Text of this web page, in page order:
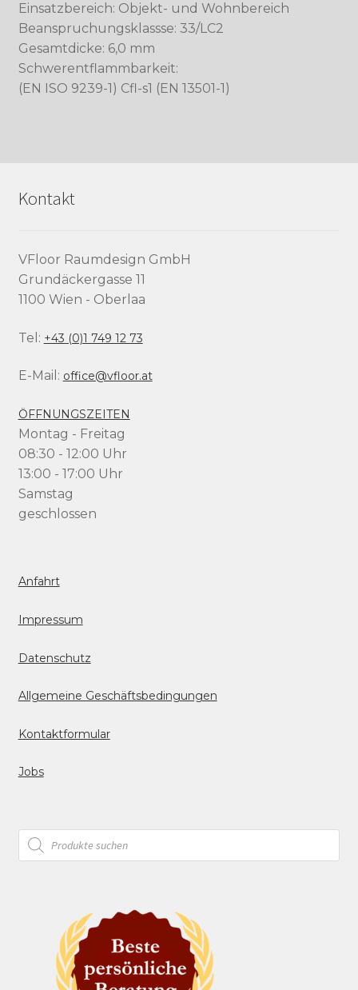
Einsatzbereich: Objekt- und Wohnbereich
Beanspruchungsklassse: 33/LC2
Gesamtdicke: 6,0 mm
Schwerentflammbarkeit:
(EN ISO 9239-1) Cfl-s1 (EN 13501-1)
Kontakt
VFloor Raumdesign GmbH
Grundäckergasse 11
1100 Wien - Oberlaa
Tel: +43 (0)1 749 12 73
E-Mail: office@vfloor.at
ÖFFNUNGSZEITEN
Montag - Freitag
08:30 - 12:00 Uhr
13:00 - 17:00 Uhr
Samstag
geschlossen
Anfahrt
Impressum
Datenschutz
Allgemeine Geschäftsbedingungen
Kontaktformular
Jobs
Products
search